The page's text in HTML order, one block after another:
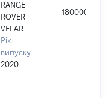
RANGE
ROVER
VELAR
Рік
випуску:
2020
1800000